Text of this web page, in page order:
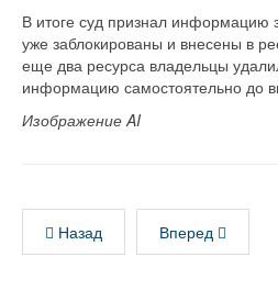
В итоге суд признал информацию
уже заблокированы и внесены в
еще два ресурса владельцы
информацию самостоятельно до
Изображение AI
Назад Вперед